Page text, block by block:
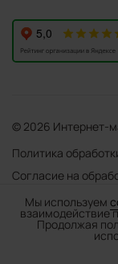
Мы используем
взаимодействие
Продолжая
- +
© 2026 Интернет-
Политика
Согласие на
Web Механика
- создание